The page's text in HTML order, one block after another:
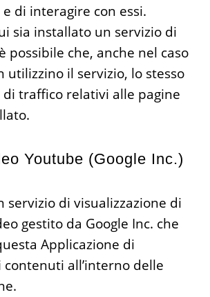
di interagire con essi.
sia installato un servizio di
possibile che, anche nel caso
utilizzino il servizio, lo stesso
di traffico relativi alle pagine
Youtube (Google Inc.)
servizio di visualizzazione di
gestito da Google Inc. che
Applicazione di
all’interno delle